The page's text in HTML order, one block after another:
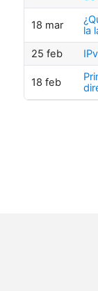
18 mar
la
25 feb
18 feb